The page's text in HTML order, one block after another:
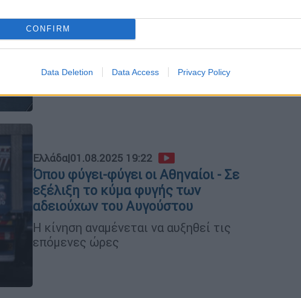
CONFIRM
Data Deletion Data Access Privacy Policy
100% πληρότητα σαλπάρουν τα
πλοία
των αδειούχων του Αυγούστου
Ελλάδα|01.08.2025 19:22
Όπου φύγει-φύγει οι Αθηναίοι - Σε
εξέλιξη το κύμα φυγής των
αδειούχων του Αυγούστου
Η κίνηση αναμένεται να αυξηθεί τις
επόμενες ώρες